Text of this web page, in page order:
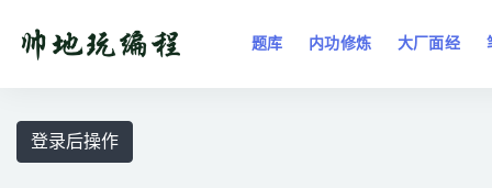
题库 内功修炼 大厂面经
登录后操作